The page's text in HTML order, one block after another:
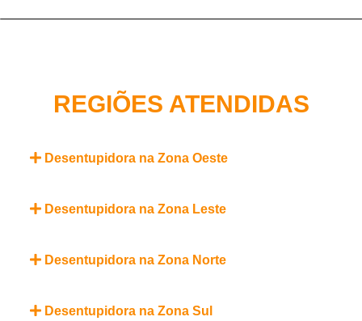
REGIÕES ATENDIDAS
Desentupidora na Zona Oeste
Desentupidora na Zona Leste
Desentupidora na Zona Norte
Desentupidora na Zona Sul